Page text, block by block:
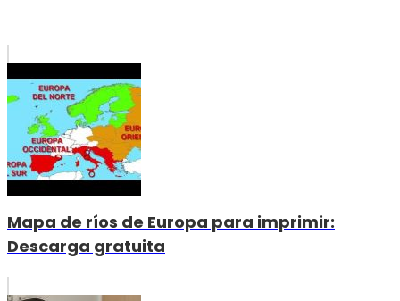
Mapa de ríos de Europa para imprimir:
Descarga gratuita